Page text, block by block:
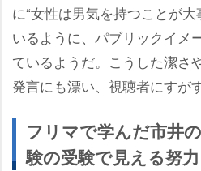
に“女性は男気を持つことが
いるように、パブリックイメ
ているようだ。こうした潔さ
発言にも漂い、視聴者にすが
フリマで学んだ市井
験の受験で見える努